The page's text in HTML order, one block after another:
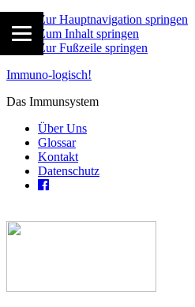
Zur Hauptnavigation springen
Zum Inhalt springen
Zur Fußzeile springen
Immuno-logisch!
Das Immunsystem
Über Uns
Glossar
Kontakt
Datenschutz